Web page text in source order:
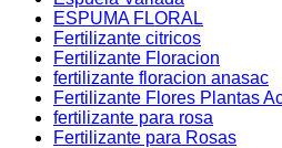
ESPUMA FLORAL
Fertilizante citricos
Fertilizante Floracion
fertilizante floracion anasac
Fertilizante Flores Plantas
fertilizante para rosa
Fertilizante para Rosas